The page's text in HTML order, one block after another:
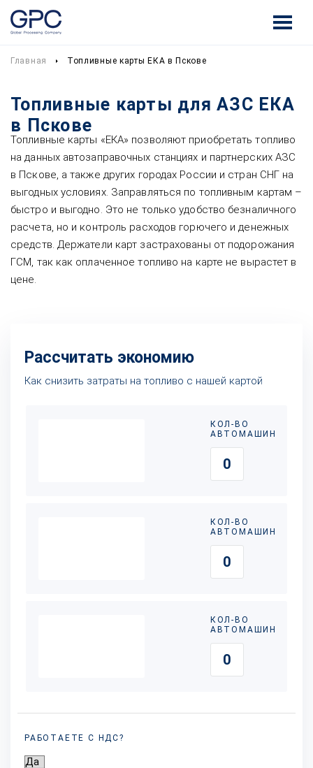
Главная Топливные карты ЕКА в Пскове
Топливные карты для АЗС ЕКА
в Пскове
Топливные карты «ЕКА» позволяют приобретать топливо
на данных автозаправочных станциях и партнерских АЗС
в Пскове, а также других городах России и стран СНГ на
выгодных условиях. Заправляться по топливным картам –
быстро и выгодно. Это не только удобство безналичного
расчета, но и контроль расходов горючего и денежных
средств. Держатели карт застрахованы от подорожания
ГСМ, так как оплаченное топливо на карте не вырастет в
цене.
Рассчитать экономию
Как снизить затраты на топливо с нашей картой
КОЛ-ВО
АВТОМАШИН
КОЛ-ВО
АВТОМАШИН
КОЛ-ВО
АВТОМАШИН
РАБОТАЕТЕ С НДС?